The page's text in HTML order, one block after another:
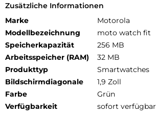
Zusätzliche Informationen
Marke
Motorola
Modellbezeichnung
moto watch fit
Speicherkapazität
256 MB
Arbeitsspeicher (RAM)
32 MB
Produkttyp
Smartwatches
Bildschirmdiagonale
1,9 Zoll
Farbe
Grün
Verfügbarkeit
sofort verfügbar